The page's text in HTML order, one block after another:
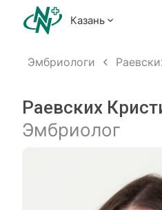
Казань
Эмбриологи
Раевских
Эмбриолог